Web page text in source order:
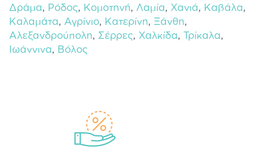
Δράμα, Ρόδος, Κομοτηνή, Λαμία, Χανιά, Καβάλα,
Καλαμάτα, Αγρίνιο, Κατερίνη, Ξάνθη,
Αλεξανδρούπολη, Σέρρες, Χαλκίδα, Τρίκαλα,
Ιωάννινα, Βόλος